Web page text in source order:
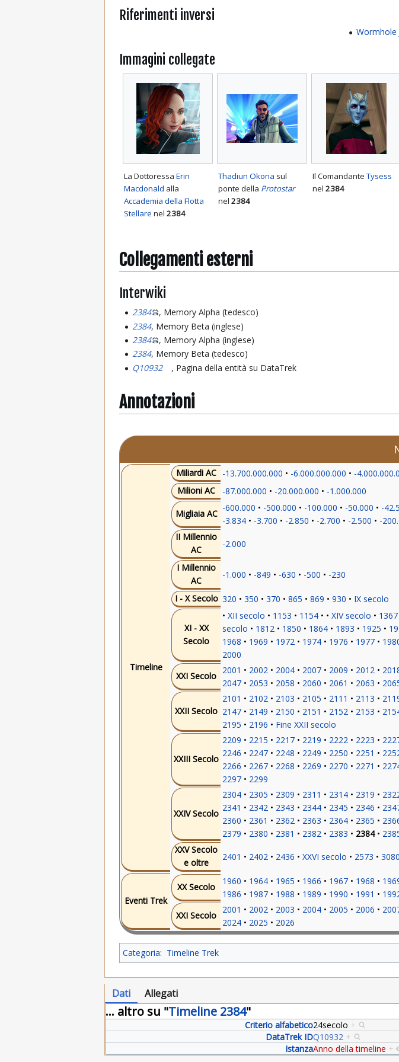
Riferimenti inversi
Wormhole
Immagini collegate
La Dottoressa Erin
Macdonald alla
Accademia della Flotta
Stellare nel 2384
Thadiun Okona sul
ponte della Protostar
nel 2384
Il ComandanteTysess
nel 2384
Collegamenti esterni
Interwiki
2384
, Memory Alpha (tedesco)
2384, Memory Beta (inglese)
2384
, Memory Alpha (inglese)
2384, Memory Beta (tedesco)
Q10932
, Pagina della entità su DataTrek
Annotazioni
Timeline
Miliardi AC -13.700.000.000 -6.000.000.000 -
Milioni AC
-87.000.000 -20.000.000
-1.000.000
Migliaia AC
-600.000 -500.000 -100.000 -50.000 -
-3.834
-3.700 -2.850 -2.700 -2.500
-
II Millennio
AC
-2.000
I Millennio
AC
-1.000 -849 -630 -500 -230
I - X Secolo 320 350 370 865 869 930 IX secolo
XI - XX
Secolo
XII secolo 1153 1154 XIV secolo 1367
secolo
1812 1850 1864 1893 1925
1968
1969 1972 1974 1976 1977
2000
XXI Secolo
2001 2002 2004 2007 2009 2012
2047
2053 2058 2060 2061 2063
XXII Secolo
2101 2102 2103 2105 2111 2113
2147
2149 2150 2151 2152 2153
2195
2196 Fine XXII secolo
XXIII Secolo
2209 2215 2217 2219 2222 2223
2246
2247 2248 2249 2250 2251
2266
2267 2268 2269 2270 2271
2297
2299
XXIV Secolo
2304 2305 2309 2311 2314 2319
2341
2342 2343 2344 2345 2346
2360
2361 2362 2363 2364 2365
2379
2380 2381 2382 2383 2384
XXV Secolo
e oltre
2401 2402 2436 XXVI secolo 2573 3080
Eventi Trek
XX Secolo
1960 1964 1965 1966 1967 1968
1986
1987 1988 1989 1990 1991
XXI Secolo
2001 2002 2003 2004 2005 2006
2024
2025 2026
Categoria: Timeline Trek
Dati Allegati
... altro su "Timeline 2384"
Criterio alfabetico24secolo +
DataTrek IDQ10932 +
IstanzaAnno della timeline +